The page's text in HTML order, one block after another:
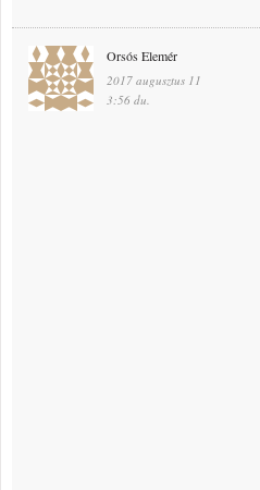
Orsós Elemér
2017 augusztus 11
3:56 du.